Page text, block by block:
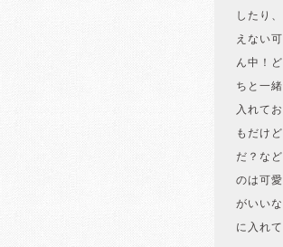
したり
えない
ん中！
ちと一
入れて
もだけ
だ？な
のは可
がいい
に入れ